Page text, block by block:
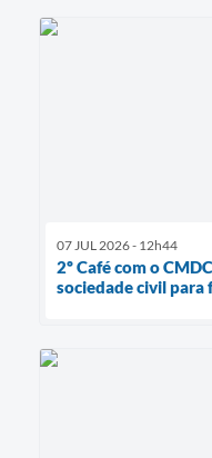
07 JUL 2026 - 12h44
2º Café com o
sociedade civil para